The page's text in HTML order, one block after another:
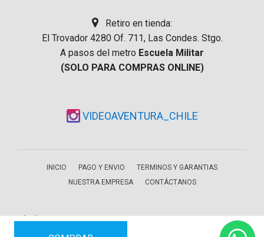
Retiro en tienda:
El Trovador 4280 Of. 711, Las Condes. Stgo.
A pasos del metro Escuela Militar
(SOLO PARA COMPRAS ONLINE)
VIDEOAVENTURA_CHILE
INICIO PAGO Y ENVIO
TERMINOS Y GARANTIAS
NUESTRA EMPRESA
CONTÁCTANOS